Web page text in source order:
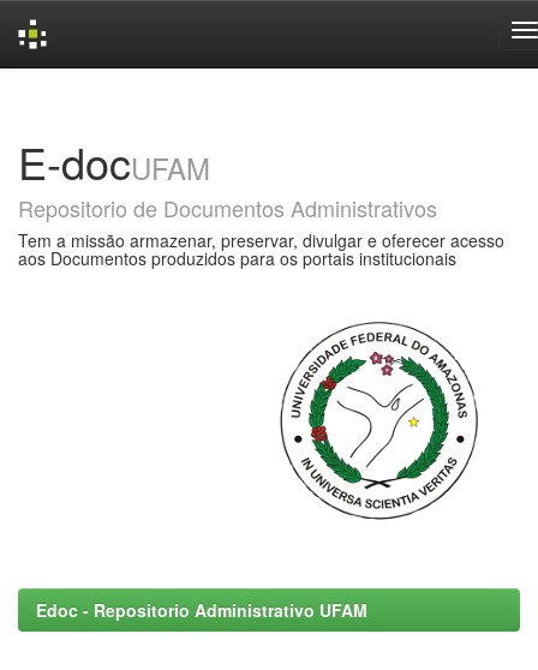
E-docUFAM
Repositorio de Documentos Administrativos
Tem a missão armazenar, preservar, divulgar e oferecer acesso
aos Documentos produzidos para os portais institucionais
Edoc - Repositorio Administrativo UFAM